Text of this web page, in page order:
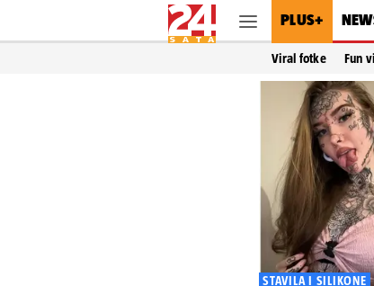
PLUS+
Viral fotke Fun
STAVILA I SILIKONE